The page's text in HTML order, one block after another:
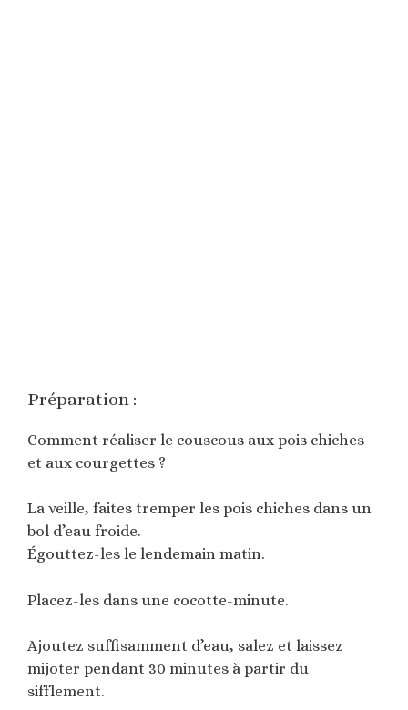
Préparation :
Comment réaliser le couscous aux pois chiches
et aux courgettes ?
La veille, faites tremper les pois chiches dans un
bol d’eau froide.
Égouttez-les le lendemain matin.
Placez-les dans une cocotte-minute.
Ajoutez suffisamment d’eau, salez et laissez
mijoter pendant 30 minutes à partir du
sifflement.